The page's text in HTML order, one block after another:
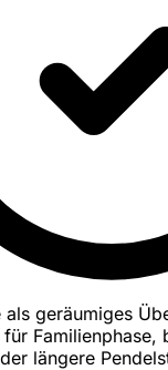
geräumiges
Familienphase,
längere